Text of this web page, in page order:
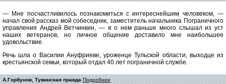
— Мне посчастливилось познакомиться с интереснейшим человеком, —
начал свой рассказ мой собеседник, заместитель начальника Пограничного
управления Андрей Ветчинкин, — я о нем раньше много слышал из уст
наших ветеранов, но личное общение доставило мне наибольшее
удовольствие.
Речь шла о Василии Ануфриеве, уроженце Тульской области, выходце из
крестьянской семьи, который отдал 40 лет пограничной службе.
А.Горбунов, Тувинская правда Подробнее